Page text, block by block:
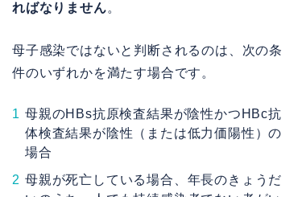
ればなりません。
母子感染ではないと判断されるのは、次の条
件のいずれかを満たす場合です。
母親のHBs抗原検査結果が陰性かつHBc抗
体検査結果が陰性（または低力価陽性）の
場合
母親が死亡している場合、年長のきょうだ